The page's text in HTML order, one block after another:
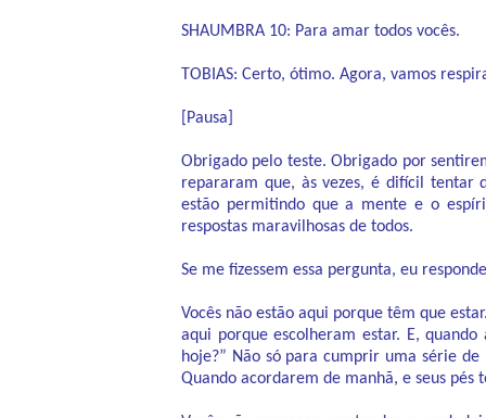
SHAUMBRA 10: Para amar todos vocês.
TOBIAS: Certo, ótimo. Agora, vamos
[Pausa]
Obrigado pelo teste. Obrigado por
repararam que, às vezes, é difícil tentar
estão permitindo que a mente e o
respostas maravilhosas de todos.
Se me fizessem essa pergunta, eu
Vocês não estão aqui porque têm que
aqui porque escolheram estar. E,
hoje?” Não só para cumprir uma série
Quando acordarem de manhã, e seus